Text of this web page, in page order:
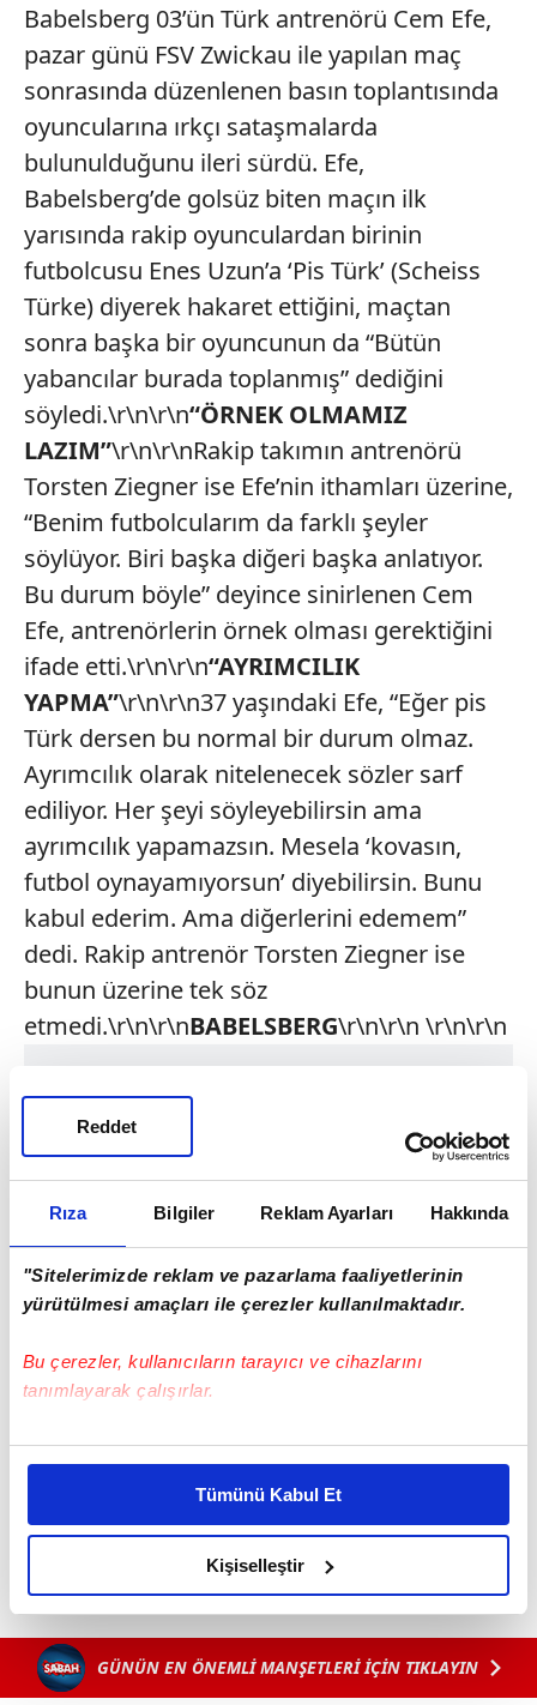
Rıza Bilgiler Reklam Ayarları Hakkında
"Sitelerimizde reklam ve pazarlama faaliyetlerinin
yürütülmesi amaçları ile çerezler kullanılmaktadır.
Bu çerezler, kullanıcıların tarayıcı ve cihazlarını
tanımlayarak çalışırlar.
Bu çerezlere izin vermeniz halinde sizlere özel
daha iyi reklam deneyimi yaşatabiliriz. Bunu yaparken
amacımızın size daha iyi bir reklam deneyimi sunmak
olduğunu ve sizlere en iyi içerikleri sunabilmek adına
elimizden gelen çabayı gösterdiğimizi ve bu noktada,
reklamların maliyetlerimizi karşılamak noktasında tek gelir
kalemimiz olduğunu sizlere hatırlatmak isteriz.
Tümünü Kabul Et
Kişiselleştir
Reddet
Babelsberg 03’ün Türk antrenörü Cem Efe,
pazar günü FSV Zwickau ile yapılan maç
sonrasında düzenlenen basın toplantısında
oyuncularına ırkçı sataşmalarda
bulunulduğunu ileri sürdü. Efe,
Babelsberg’de golsüz biten maçın ilk
yarısında rakip oyunculardan birinin
futbolcusu Enes Uzun’a ‘Pis Türk’ (Scheiss
Türke) diyerek hakaret ettiğini, maçtan
sonra başka bir oyuncunun da “Bütün
yabancılar burada toplanmış” dediğini
söyledi.\r\n\r\n“ÖRNEK OLMAMIZ
LAZIM”\r\n\r\nRakip takımın antrenörü
Torsten Ziegner ise Efe’nin ithamları üzerine,
“Benim futbolcularım da farklı şeyler
söylüyor. Biri başka diğeri başka anlatıyor.
Bu durum böyle” deyince sinirlenen Cem
Efe, antrenörlerin örnek olması gerektiğini
ifade etti.\r\n\r\n“AYRIMCILIK
YAPMA”\r\n\r\n37 yaşındaki Efe, “Eğer pis
Türk dersen bu normal bir durum olmaz.
Ayrımcılık olarak nitelenecek sözler sarf
ediliyor. Her şeyi söyleyebilirsin ama
ayrımcılık yapamazsın. Mesela ‘kovasın,
futbol oynayamıyorsun’ diyebilirsin. Bunu
kabul ederim. Ama diğerlerini edemem”
dedi. Rakip antrenör Torsten Ziegner ise
bunun üzerine tek söz
etmedi.\r\n\r\nBABELSBERG\r\n\r\n \r\n\r\n
GÜNÜN EN ÖNEMLİ MANŞETLERİ İÇİN TIKLAYIN